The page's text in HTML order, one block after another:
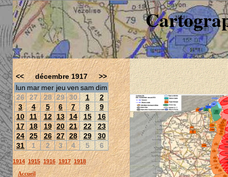
<< décembre 1917
>>
lun mar mer jeu ven sam dim
26
27 28 29 30 1
2
3
4 5 6 7 8
9
10
11 12 13 14 15
16
17 18 19 20 21 22
23
24 25 26 27 28 29
30
31
1 2 3 4 5 6
1914 1915 1916 1917 1918
Accueil